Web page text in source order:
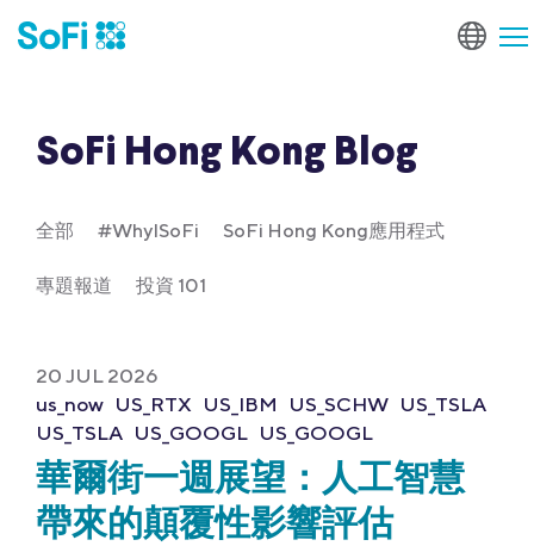
SoFi Hong Kong Blog
全部 #WhyISoFi SoFi Hong Kong應用程式
專題報道 投資 101
20 JUL 2026
us_now US_RTX US_IBM US_SCHW US_TSLA
US_TSLA US_GOOGL US_GOOGL
華爾街一週展望：人工智慧
帶來的顛覆性影響評估